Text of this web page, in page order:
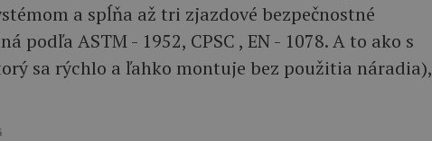
a spĺňa až tri zjazdové bezpečnostné
podľa ASTM - 1952, CPSC , EN - 1078. A to ako s
sa rýchlo a ľahko montuje bez použitia náradia),